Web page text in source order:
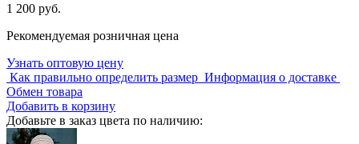
1 200 руб.
Рекомендуемая розничная цена
Узнать оптовую цену
Как правильно определить размер Информация о доставке
Обмен товара
Добавить в корзину
Добавьте в заказ цвета по наличию: